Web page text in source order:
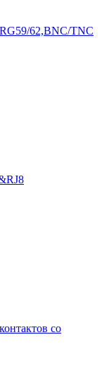
62,BNC/TNC
со